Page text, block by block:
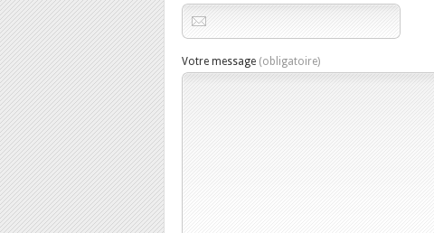
Votre message (obligatoire)